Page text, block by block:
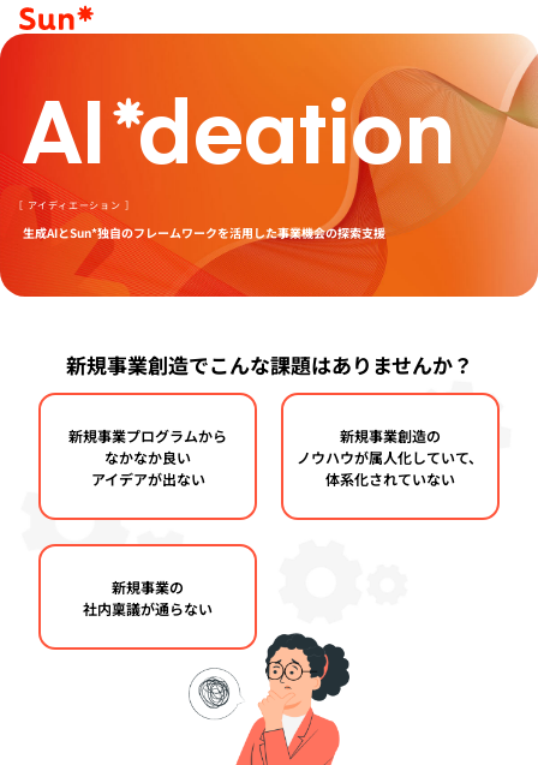
AI deation
［ アイディエーション ］
生成AIとSun*独自のフレームワークを活用した事業機会の探索支援
新規事業創造でこんな課題はありませんか？
新規事業プログラムから
なかなか良い
アイデアが出ない
新規事業創造の
ノウハウが属人化していて、
体系化されていない
新規事業の
社内稟議が通らない